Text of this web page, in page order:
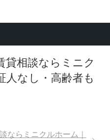
貸相談ならミニク
人なし・高齢者も
ならミニクルホーム｜